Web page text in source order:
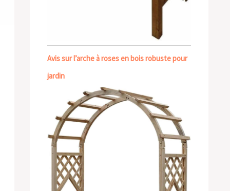
Avis sur l’arche à roses en bois robuste pour
jardin